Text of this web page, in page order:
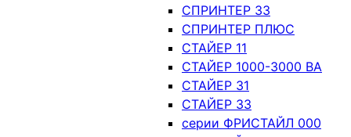
СПРИНТЕР 33
СПРИНТЕР ПЛЮС
СТАЙЕР 11
СТАЙЕР 1000-3000 ВА
СТАЙЕР 31
СТАЙЕР 33
серии ФРИСТАЙЛ 000